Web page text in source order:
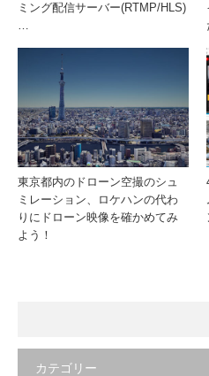
ミング配信サーバー(RTMP/HLS)
…
東京都内のドローン空撮のシュ
ミレーション、ロケハンの代わ
りにドローン映像を確かめてみ
よう！
カテゴリー